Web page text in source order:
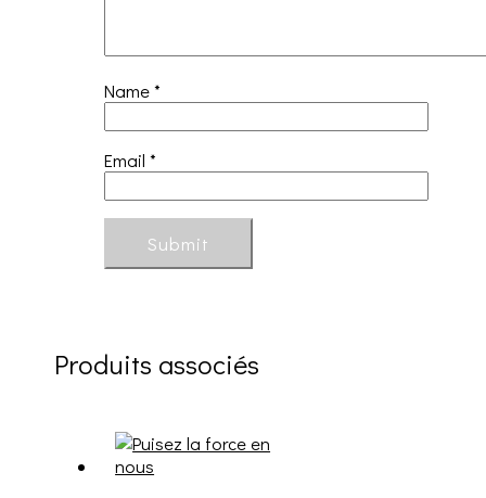
Name*
Email*
Produits associés